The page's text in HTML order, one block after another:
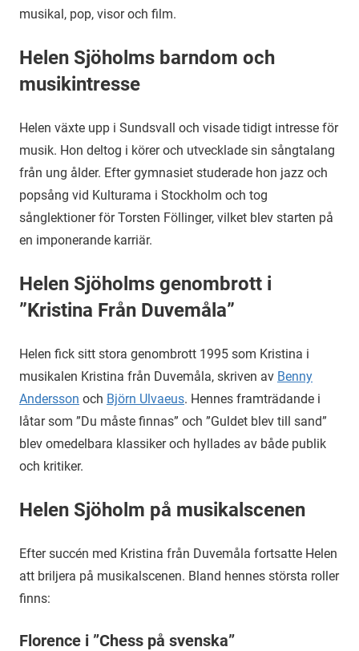
musikal, pop, visor och film.
Helen Sjöholms barndom och
musikintresse
Helen växte upp i Sundsvall och visade tidigt intresse för
musik. Hon deltog i körer och utvecklade sin sångtalang
från ung ålder. Efter gymnasiet studerade hon jazz och
popsång vid Kulturama i Stockholm och tog
sånglektioner för Torsten Föllinger, vilket blev starten på
en imponerande karriär.
Helen Sjöholms genombrott i
”Kristina Från Duvemåla”
Helen fick sitt stora genombrott 1995 som Kristina i
musikalen Kristina från Duvemåla, skriven av Benny
Andersson och Björn Ulvaeus. Hennes framträdande i
låtar som ”Du måste finnas” och ”Guldet blev till sand”
blev omedelbara klassiker och hyllades av både publik
och kritiker.
Helen Sjöholm på musikalscenen
Efter succén med Kristina från Duvemåla fortsatte Helen
att briljera på musikalscenen. Bland hennes största roller
finns:
Florence i ”Chess på svenska”